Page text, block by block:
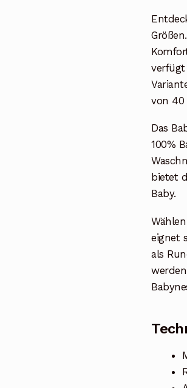
verfügt
von
Das
100%
bietet
Baby.
eignet
als